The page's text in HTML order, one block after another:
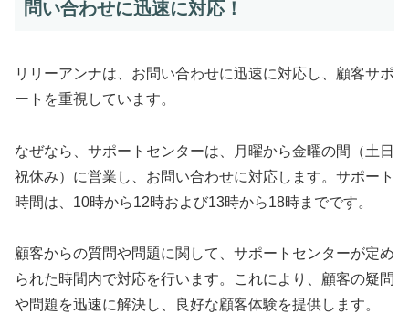
問い合わせに迅速に対応！
リリーアンナは、お問い合わせに迅速に対応し、顧客サポ
ートを重視しています。
なぜなら、サポートセンターは、月曜から金曜の間（土日
祝休み）に営業し、お問い合わせに対応します。サポート
時間は、10時から12時および13時から18時までです。
顧客からの質問や問題に関して、サポートセンターが定め
られた時間内で対応を行います。これにより、顧客の疑問
や問題を迅速に解決し、良好な顧客体験を提供します。